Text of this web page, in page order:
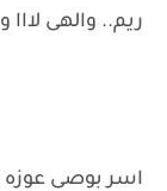
ريم.. والهى لااا
اسر بوصى